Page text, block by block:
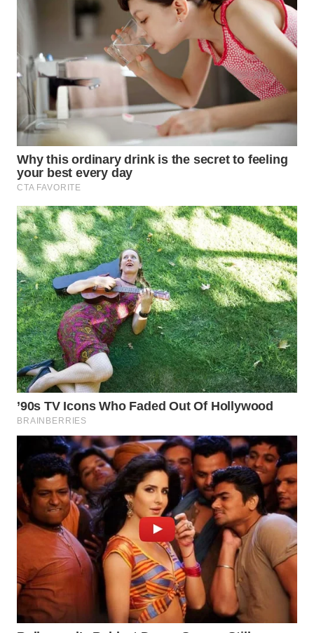
WN
SUMEDANG
WN
CIANJUR
WN
KEPULAUAN
WN
TANGERANG
WN
BINJAI
WN
CIREBON
WN
INDRAMAYU
WN
KUNINGAN
WN
MAJALENGKA
SUBANG
WN
SUKABUMI